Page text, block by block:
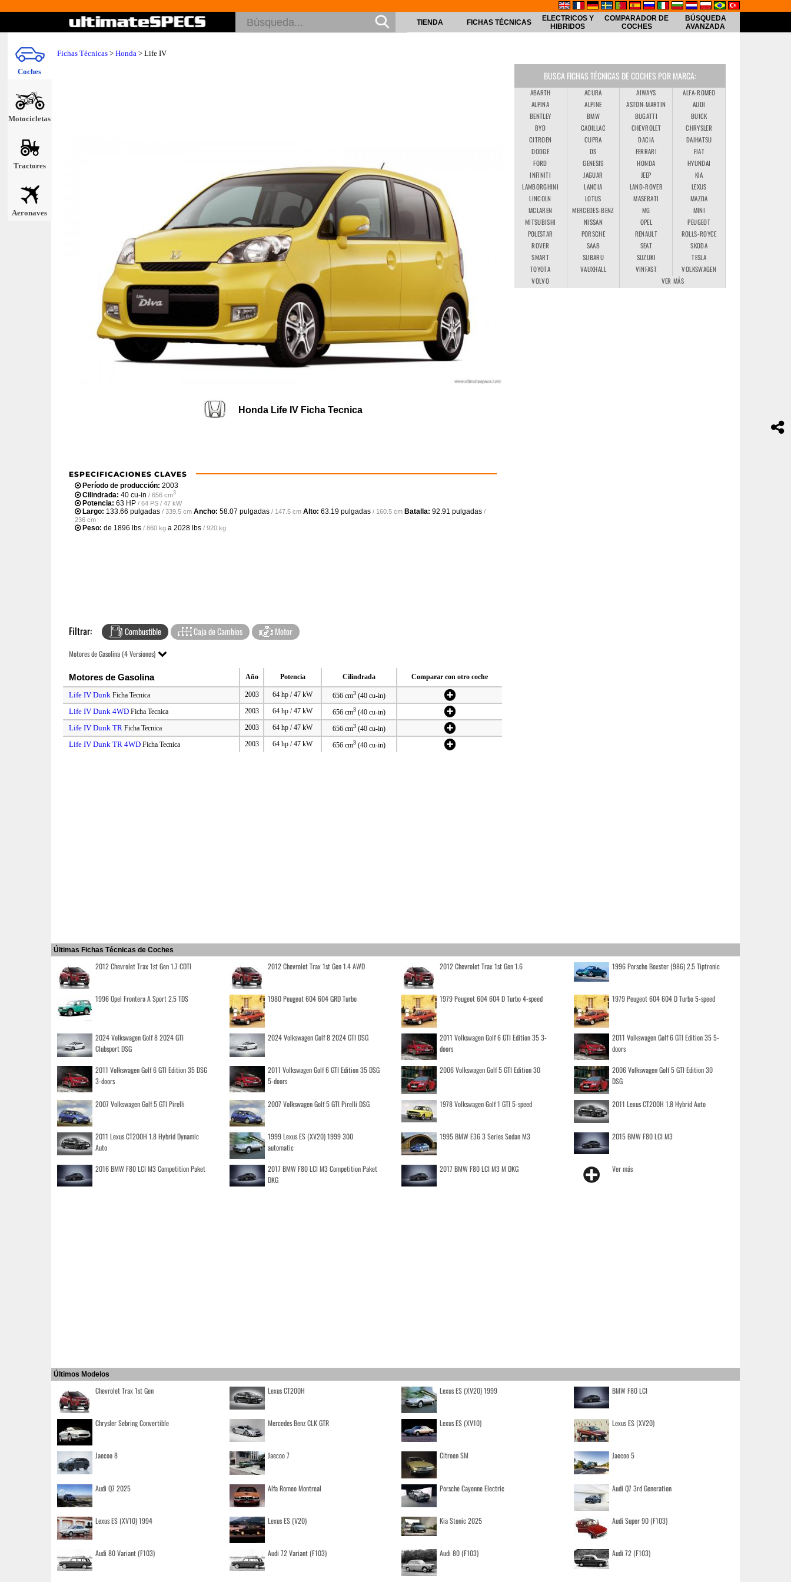
Coches
Motocicletas
Tractores
Aeronaves
TIENDA FICHAS TÉCNICAS
ELECTRICOS Y
HIBRIDOS
COMPARADOR DE
COCHES
BÚSQUEDA
AVANZADA
Fichas Técnicas > Honda > Life IV
Honda Life IV Ficha Tecnica
ESPECIFICACIONES CLAVES
Período de producción: 2003
Cilindrada: 40 cu-in / 656 cm3
Potencia: 63 HP / 64 PS / 47 kW
Largo: 133.66 pulgadas / 339.5 cm Ancho: 58.07 pulgadas / 147.5 cm Alto: 63.19 pulgadas / 160.5 cm Batalla: 92.91 pulgadas /
236 cm
Peso: de 1896 lbs / 860 kg a 2028 lbs / 920 kg
Filtrar: Combustible Caja de Cambios Motor
Motores de Gasolina (4 Versiones)
Motores de Gasolina Año Potencia Cilindrada Comparar con otro coche
Life IV Dunk Ficha Tecnica 2003 64 hp / 47 kW 656 cm3 (40 cu-in)
Life IV Dunk 4WD Ficha Tecnica 2003 64 hp / 47 kW 656 cm3 (40 cu-in)
Life IV Dunk TR Ficha Tecnica 2003 64 hp / 47 kW 656 cm3 (40 cu-in)
Life IV Dunk TR 4WD Ficha Tecnica 2003 64 hp / 47 kW 656 cm3 (40 cu-in)
BUSCA FICHAS TÉCNICAS DE COCHES POR MARCA:
ABARTH ACURA AIWAYS
ALFA-ROMEO
ALPINA
ALPINE ASTON-MARTIN
AUDI
BENTLEY
BMW BUGATTI
BUICK
BYD
CADILLAC CHEVROLET
CHRYSLER
CITROEN
CUPRA DACIA
DAIHATSU
DODGE
DS FERRARI
FIAT
FORD
GENESIS HONDA
HYUNDAI
INFINITI
JAGUAR JEEP
KIA
LAMBORGHINI
LANCIA LAND-ROVER
LEXUS
LINCOLN
LOTUS MASERATI
MAZDA
MCLAREN
MERCEDES-BENZ MG
MINI
MITSUBISHI
NISSAN OPEL
PEUGEOT
POLESTAR
PORSCHE RENAULT
ROLLS-ROYCE
ROVER
SAAB SEAT
SKODA
SMART
SUBARU SUZUKI
TESLA
TOYOTA
VAUXHALL VINFAST
VOLKSWAGEN
VOLVO
VER MÁS
Últimas Fichas Técnicas de Coches
2012 Chevrolet Trax 1st Gen 1.7 CDTI 2012 Chevrolet Trax 1st Gen 1.4 AWD 2012 Chevrolet Trax 1st Gen 1.6 1996 Porsche Boxster (986) 2.5 Tiptronic
1996 Opel Frontera A Sport 2.5 TDS 1980 Peugeot 604 604 GRD Turbo 1979 Peugeot 604 604 D Turbo 4-speed 1979 Peugeot 604 604 D Turbo 5-speed
2024 Volkswagen Golf 8 2024 GTI
Clubsport DSG
2024 Volkswagen Golf 8 2024 GTI DSG
2011 Volkswagen Golf 6 GTI Edition 35 3-
doors
2011 Volkswagen Golf 6 GTI Edition 35 5-
doors
2011 Volkswagen Golf 6 GTI Edition 35 DSG
3-doors
2011 Volkswagen Golf 6 GTI Edition 35 DSG
5-doors
2006 Volkswagen Golf 5 GTI Edition 30
2006 Volkswagen Golf 5 GTI Edition 30
DSG
2007 Volkswagen Golf 5 GTI Pirelli 2007 Volkswagen Golf 5 GTI Pirelli DSG 1978 Volkswagen Golf 1 GTI 5-speed 2011 Lexus CT200H 1.8 Hybrid Auto
2011 Lexus CT200H 1.8 Hybrid Dynamic
Auto
1999 Lexus ES (XV20) 1999 300
automatic
1995 BMW E36 3 Series Sedan M3 2015 BMW F80 LCI M3
2016 BMW F80 LCI M3 Competition Paket
2017 BMW F80 LCI M3 Competition Paket
DKG
2017 BMW F80 LCI M3 M DKG Ver más
Últimos Modelos
Chevrolet Trax 1st Gen Lexus CT200H Lexus ES (XV20) 1999 BMW F80 LCI
Chrysler Sebring Convertible Mercedes Benz CLK GTR Lexus ES (XV10) Lexus ES (XV20)
Jaecoo 8 Jaecoo 7 Citroen SM Jaecoo 5
Audi Q7 2025 Alfa Romeo Montreal Porsche Cayenne Electric Audi Q7 3rd Generation
Lexus ES (XV10) 1994 Lexus ES (V20) Kia Stonic 2025 Audi Super 90 (F103)
Audi 80 Variant (F103) Audi 72 Variant (F103) Audi 80 (F103) Audi 72 (F103)